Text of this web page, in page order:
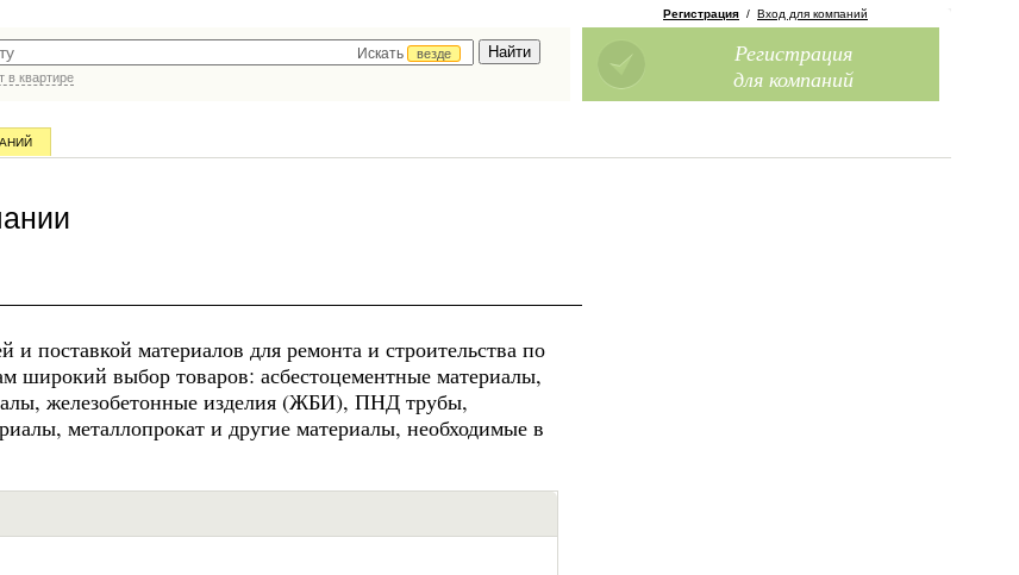
Искать
везде
в квартире
Регистрация / Вход для компаний
Регистрация
для компаний
материалов для ремонта и строительства по
выбор товаров: асбестоцементные материалы,
железобетонные изделия (ЖБИ), ПНД трубы,
металлопрокат и другие материалы, необходимые в